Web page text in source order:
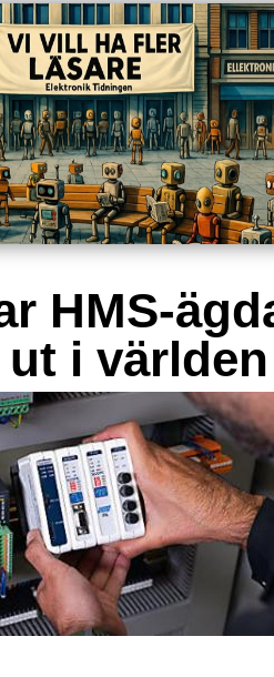
HMS-
i världen